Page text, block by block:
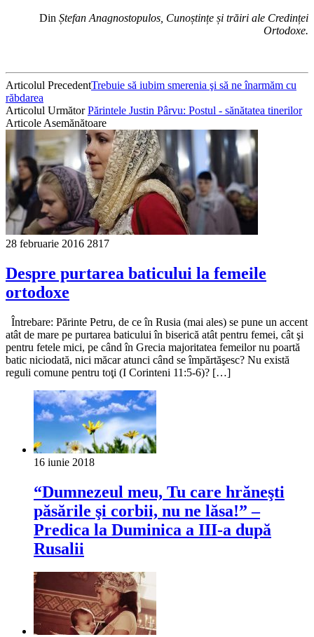
Din Ștefan Anagnostopulos, Cunoștințe și trăiri ale Credinței
Ortodoxe.
Articolul PrecedentTrebuie să iubim smerenia şi să ne înarmăm cu
răbdarea
Articolul UrmătorPărintele Justin Pârvu: Postul - sănătatea tinerilor
Articole Asemănătoare
28 februarie 2016 2817
Despre purtarea baticului la femeile
ortodoxe
Întrebare: Părinte Petru, de ce în Rusia (mai ales) se pune un accent
atât de mare pe purtarea baticului în biserică atât pentru femei, cât şi
pentru fetele mici, pe când în Grecia majoritatea femeilor nu poartă
batic niciodată, nici măcar atunci când se împărtăşesc? Nu există
reguli comune pentru toţi (I Corinteni 11:5-6)? […]
16 iunie 2018
“Dumnezeul meu, Tu care hrăneşti
păsările şi corbii, nu ne lăsa!” –
Predica la Duminica a III-a după
Rusalii